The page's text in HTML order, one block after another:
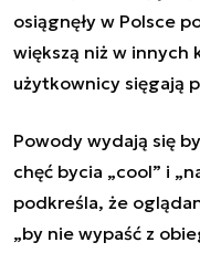
osiągnęły w Polsce
większą niż w innych
użytkownicy sięgają
Powody wydają się
chęć bycia „cool” i
podkreśla, że
„by nie wypaść z